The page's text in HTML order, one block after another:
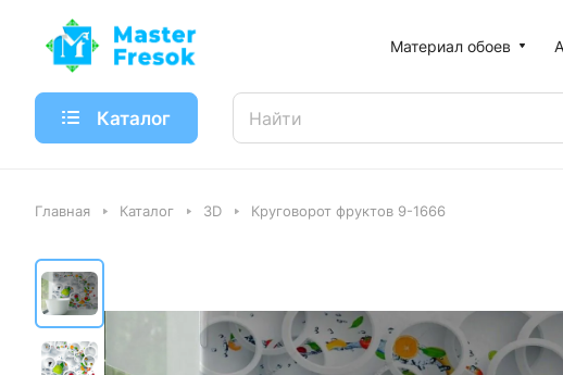
Материал обоев
Каталог
Главная Каталог 3D Круговорот фруктов 9-1666